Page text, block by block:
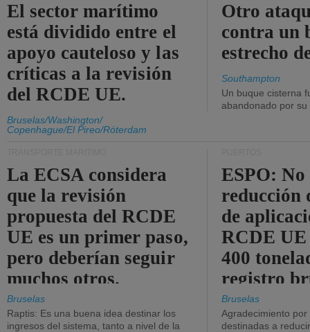
El sector marítimo
está dividido entre el
apoyo cauteloso y las
críticas a la revisión
del RCDE UE.
Bruselas/Washington/
Copenhague/El Pireo/Róterdam
Otro
contra un
estrecho
Southampton
Un buque cisterna
abandonado por su
La ECSA considera
que la revisión
propuesta del RCDE
UE es un primer paso,
pero deberían seguir
muchos otros.
Bruselas
Raptis: Es una buena idea destinar los
ingresos del sistema, tanto a nivel de la
ESPO: No
reducción
de
RCDE UE
400
registro
Bruselas
Agradecimiento
destinadas a